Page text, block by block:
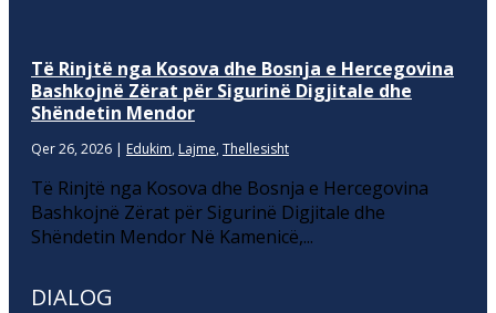
Të Rinjtë nga Kosova dhe Bosnja e Hercegovina
Bashkojnë Zërat për Sigurinë Digjitale dhe
Shëndetin Mendor
Qer 26, 2026 | Edukim, Lajme, Thellesisht
Të Rinjtë nga Kosova dhe Bosnja e Hercegovina
Bashkojnë Zërat për Sigurinë Digjitale dhe
Shëndetin Mendor Në Kamenicë,...
DIALOG